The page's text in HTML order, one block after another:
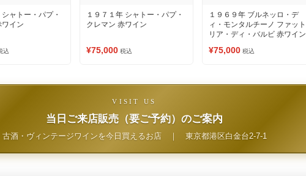
ャトー・パプ・
ワイン
込
１９７１年 シャトー・パプ・
クレマン 赤ワイン
¥75,000 税込
１９６９年 ブルネッロ・デ
ィ・モンタルチーノ ファット
リア・ディ・バルビ 赤ワイン
¥75,000 税込
VISIT US
当日ご来店販売（要ご予約）のご案内
古酒・ヴィンテージワインを今日買えるお店｜ 東京都港区白金台2-7-1